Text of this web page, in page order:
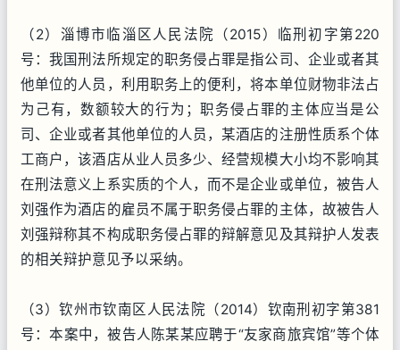
（2）淄博市临淄区人民法院（2015）临刑初字第220
号：我国刑法所规定的职务侵占罪是指公司、企业或者其
他单位的人员，利用职务上的便利，将本单位财物非法占
为己有，数额较大的行为；职务侵占罪的主体应当是公
司、企业或者其他单位的人员，某酒店的注册性质系个体
工商户，该酒店从业人员多少、经营规模大小均不影响其
在刑法意义上系实质的个人，而不是企业或单位，被告人
刘强作为酒店的雇员不属于职务侵占罪的主体，故被告人
刘强辩称其不构成职务侵占罪的辩解意见及其辩护人发表
的相关辩护意见予以采纳。
（3）钦州市钦南区人民法院（2014）钦南刑初字第381
号：本案中，被告人陈某某应聘于“友家商旅宾馆”等个体